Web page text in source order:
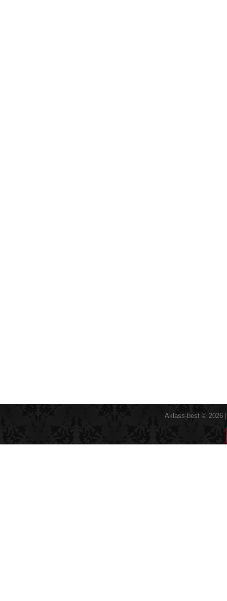
Aklass-best © 2026